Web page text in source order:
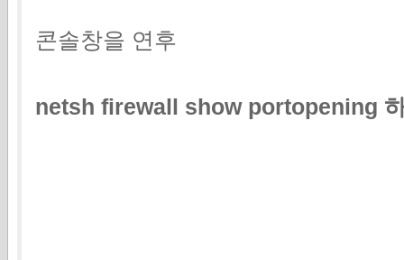
콘솔창을 연후
netsh firewall show portopening